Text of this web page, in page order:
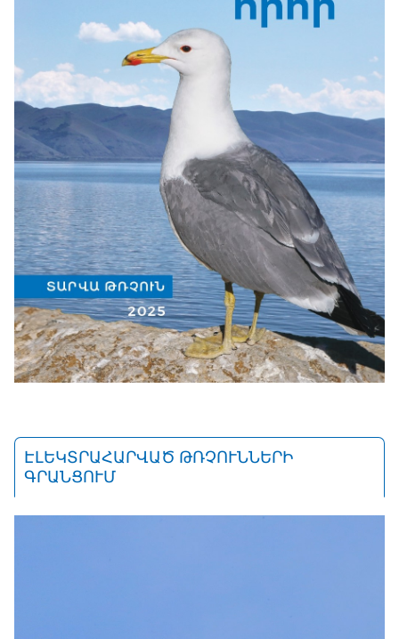
ԷԼԵԿՏՐԱՀԱՐՎԱԾ ԹՌՉՈՒՆՆԵՐԻ
ԳՐԱՆՑՈՒՄ